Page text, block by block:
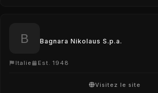
Bagnara Nikolaus S.p.a.
Italie Est. 1948
Visitez le site